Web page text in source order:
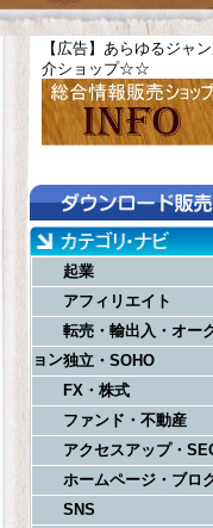
【広告】あらゆるジャ
介ショップ☆☆
起業
アフィリエイト
転売・輸出入・オー
ョン独立・SOHO
FX・株式
ファンド・不動産
アクセスアップ・
ホームページ・ブロ
SNS